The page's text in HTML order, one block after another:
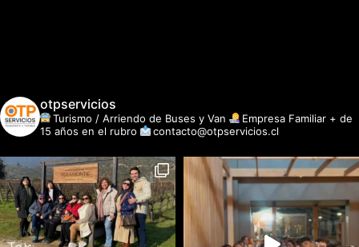
otpservicios
Turismo / Arriendo de Buses y Van
Empresa Familiar + de
15 años en el rubro
contacto@otpservicios.cl